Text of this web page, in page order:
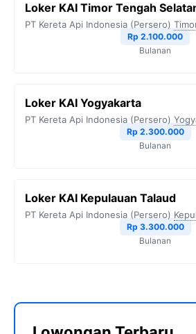
Loker KAI Timor Tengah
PT Kereta Api Indonesia (Persero)
Rp 2.100.000
Bulanan
Loker KAI Yogyakarta
PT Kereta Api Indonesia (Persero)
Rp 2.300.000
Bulanan
Loker KAI Kepulauan Talaud
PT Kereta Api Indonesia (Persero)
Rp 3.300.000
Bulanan